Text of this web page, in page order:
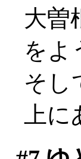
大曽
をよ
そし
上